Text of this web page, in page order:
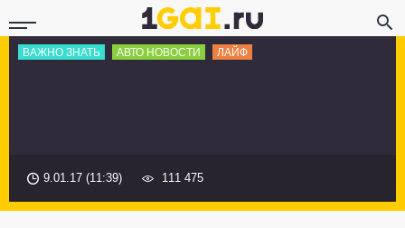
ВАЖНО ЗНАТЬ АВТО НОВОСТИ ЛАЙФ
9.01.17 (11:39) 111 475